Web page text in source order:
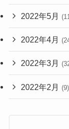
2022年5月
2022年4月
2022年3月
2022年2月 (9)